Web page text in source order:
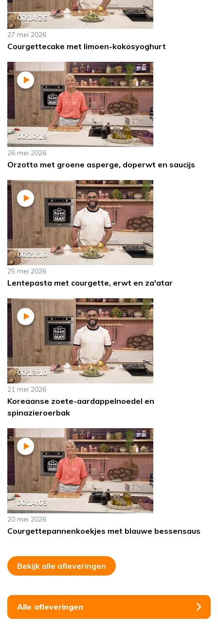
00:14:26
27 mei 2026
Courgettecake met limoen-kokosyoghurt
00:10:19
26 mei 2026
Orzotto met groene asperge, doperwt en saucijs
00:21:10
25 mei 2026
Lentepasta met courgette, erwt en za'atar
00:13:10
21 mei 2026
Koreaanse zoete-aardappelnoedel en
spinazieroerbak
00:14:03
20 mei 2026
Courgettepannenkoekjes met blauwe bessensaus
Bekijk alle afleveringen
Alle afleveringen